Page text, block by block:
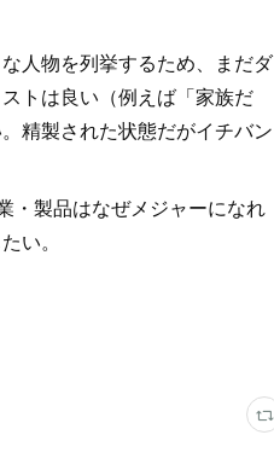
人物を列挙するため、まだダ
トは良い（例えば「家族だ
精製された状態だがイチバン
・製品はなぜメジャーになれ
い。